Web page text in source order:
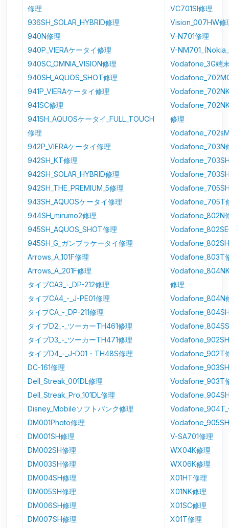
修理
936SH_SOLAR_HYBRID修理
940N修理
940P_VIERAケータイ修理
940SC_OMNIA_VISION修理
940SH_AQUOS_SHOT修理
941P_VIERAケータイ修理
941SC修理
941SH_AQUOSケータイ_FULL_TOUCH
修理
942P_VIERAケータイ修理
942SH_KT修理
942SH_SOLAR_HYBRID修理
942SH_THE_PREMIUM_5修理
943SH_AQUOSケータイ修理
944SH_mirumo2修理
945SH_AQUOS_SHOT修理
945SH_G_ガンプラケータイ修理
Arrows_A_101F修理
Arrows_A_201F修理
タイプCA3_-_DP-212修理
タイプCA4_-_J-PE01修理
タイプCA_-_DP-211修理
タイプD2_-_ツーカーTH461修理
タイプD3_-_ツーカーTH471修理
タイプD4_-_J-D01・TH48S修理
DC-161修理
Dell_Streak_001DL修理
Dell_Streak_Pro_101DL修理
Disney_Mobileソフトバンク修理
DM001Photo修理
DM001SH修理
DM002SH修理
DM003SH修理
DM004SH修理
DM005SH修理
DM006SH修理
DM007SH修理
VC701SI修理
Vision_007HW修
V-N701修理
V-
Vodafone_3G端
修理
Vodafone_703N
Vodafone_705T
Vodafone_802N
Vodafone_803T
修理
Vodafone_804N
Vodafone_902T
Vodafone_903T
Vodafone_904T_
V-SA701修理
WX04K修理
WX06K修理
X01HT修理
X01NK修理
X01SC修理
X01T修理